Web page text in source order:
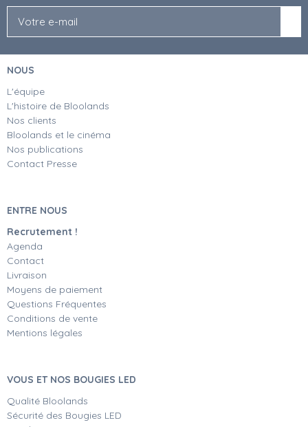
NOUS
L'équipe
L'histoire de Bloolands
Nos clients
Bloolands et le cinéma
Nos publications
Contact Presse
ENTRE NOUS
Recrutement !
Agenda
Contact
Livraison
Moyens de paiement
Questions Fréquentes
Conditions de vente
Mentions légales
VOUS ET NOS BOUGIES LED
Qualité Bloolands
Sécurité des Bougies LED